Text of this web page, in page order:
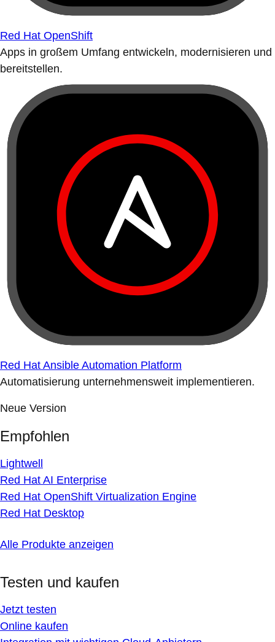
Red Hat OpenShift
Apps in großem Umfang entwickeln, modernisieren und
bereitstellen.
Red Hat Ansible Automation Platform
Automatisierung unternehmensweit implementieren.
Neue Version
Empfohlen
Lightwell
Red Hat AI Enterprise
Red Hat OpenShift Virtualization Engine
Red Hat Desktop
Alle Produkte anzeigen
Testen und kaufen
Jetzt testen
Online kaufen